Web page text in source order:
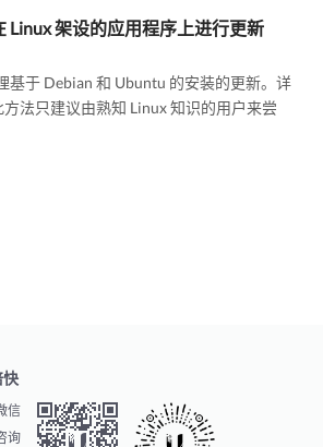
Linux 架设的应用程序上进行更新
基于 Debian 和 Ubuntu 的安装的更新。详
方法只建议由熟知 Linux 知识的用户来尝
快
信
询